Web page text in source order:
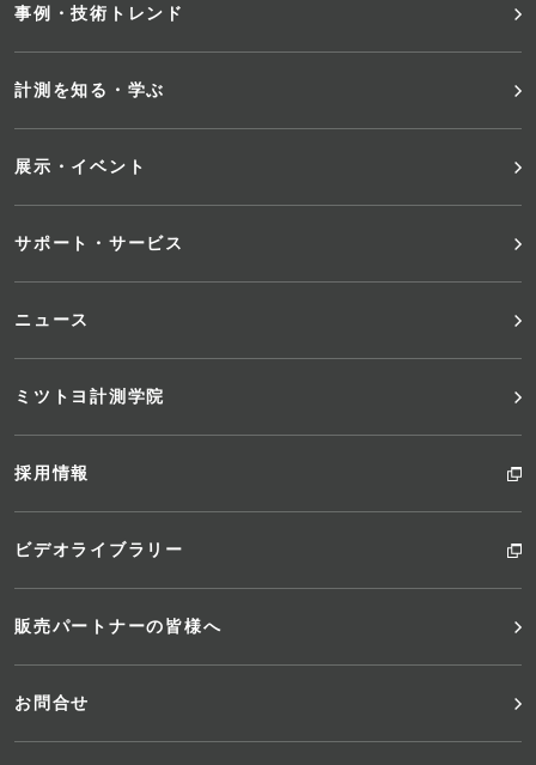
ー
メ
ュ
ー
事例・技術トレンド
計測を知る・学ぶ
展示・イベント
サポート・サービス
ニュース
ミツトヨ計測学院
採用情報
ビデオライブラリー
販売パートナーの皆様へ
お問合せ